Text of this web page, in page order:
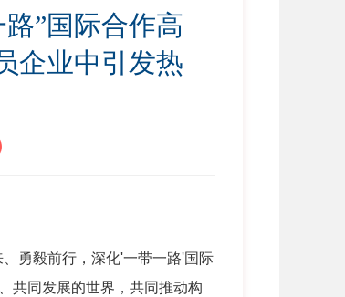
”国际合作高
企业中引发热
勇毅前行，深化'一带一路'国际
共同发展的世界，共同推动构